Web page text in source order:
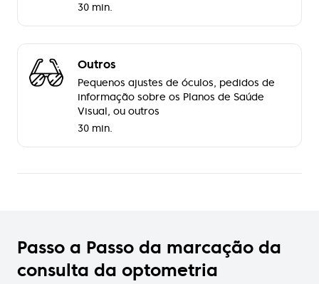
30 min.
Outros
Pequenos ajustes de óculos, pedidos de
informação sobre os Planos de Saúde
Visual, ou outros
30 min.
Passo a Passo da marcação da
consulta da optometria